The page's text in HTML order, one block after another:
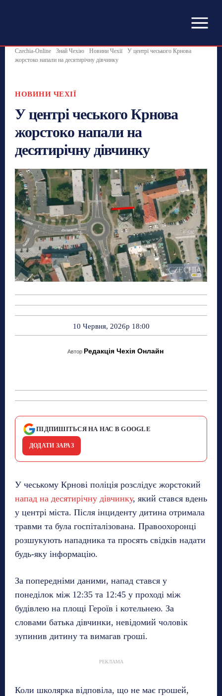
Czechia-Online Знай Чехію Новини Чехії
У центрі чеського Крнова
жорстоко напали на десятирічну дівчинку
НОВИНИ ЧЕХІЇ
У центрі чеського Крнова
жорстоко напали на
десятирічну дівчинку
10 Червня, 2026р 18:00
Автор Редакція Чехія Онлайн
ПІДПИШІТЬСЯ НА НАС В GOOGLE
ДОДАТИ ЗАРАЗ
У чеському Крнові поліція розслідує жорстокий
напад на десятирічну дівчинку, який стався вдень
у центрі міста. Після інциденту дитина отримала
травми та була госпіталізована. Правоохоронці
розшукують нападника та просять свідків надати
будь-яку інформацію.
За попередніми даними, напад стався у
понеділок між 12:35 та 12:45 у проході між
будівлею на площі Героїв і котельнею. За
словами батька дівчинки, невідомий чоловік
зупинив дитину та вимагав гроші.
РЕКЛАМА
Коли школярка відповіла, що не має грошей,